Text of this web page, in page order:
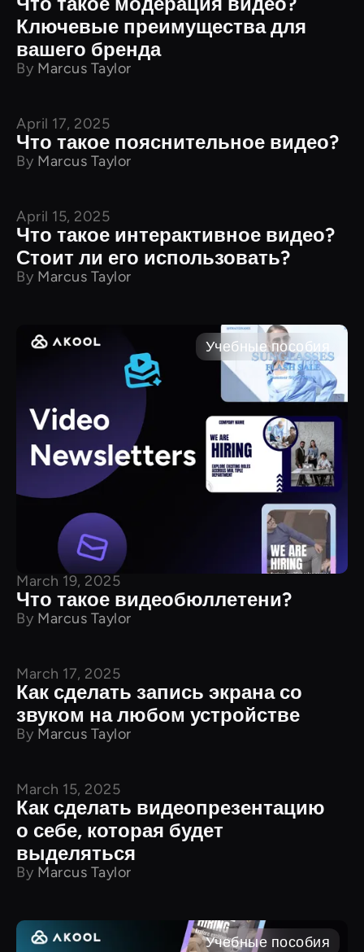
Ключевые преимущества для
вашего бренда
By Marcus Taylor
Характеристики продукта
April 17, 2025
Что такое пояснительное видео?
By Marcus Taylor
Характеристики продукта
April 15, 2025
Что такое интерактивное видео?
Стоит ли его использовать?
By Marcus Taylor
Учебные пособия
March 19, 2025
Что такое видеобюллетени?
By Marcus Taylor
Учебные пособия
March 17, 2025
Как сделать запись экрана со
звуком на любом устройстве
By Marcus Taylor
Учебные пособия
March 15, 2025
Как сделать видеопрезентацию
о себе, которая будет
выделяться
By Marcus Taylor
Учебные пособия